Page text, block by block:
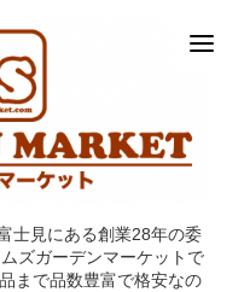
士見にある創業28年の委
ズガーデンマーケットで
まで品数豊富で格安なの